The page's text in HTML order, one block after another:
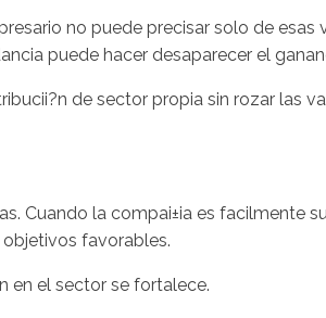
no puede precisar solo de esas
puede hacer desaparecer el
de sector propia sin rozar las
Cuando la compai±i­a es facilmente
favorables.
en el sector se fortalece.